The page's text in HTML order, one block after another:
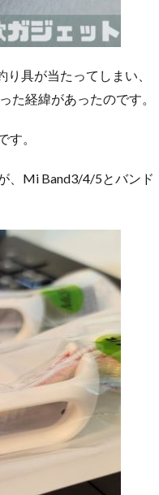
具が当たってしまい、
た経緯があったのです。
。
、Mi Band3/4/5とバンド